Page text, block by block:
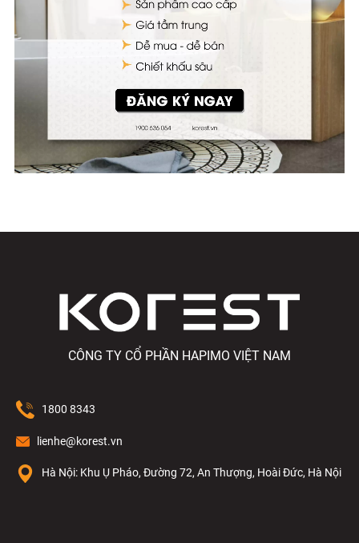
CÔNG TY CỔ PHẦN HAPIMO VIỆT NAM
1800 8343
lienhe@korest.vn
Hà Nội: Khu Ụ Pháo, Đường 72, An Thượng, Hoài Đức, Hà Nội